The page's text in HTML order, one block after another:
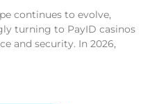
continues to evolve,
turning to PayID casinos
and security. In 2026,